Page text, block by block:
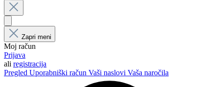
Zapri meni
Moj račun
Prijava
ali registracija
Pregled Uporabniški račun Vaši naslovi Vaša naročila